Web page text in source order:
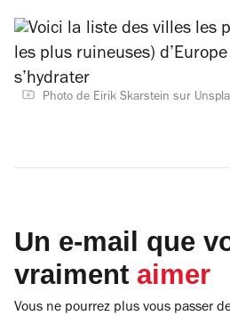
Photo de Eirik Skarstein sur
Un e-mail que
vraiment aimer
Vous ne pourrez plus vous passer